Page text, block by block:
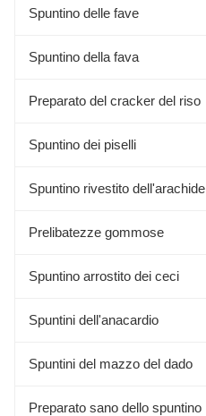
Spuntino delle fave
Spuntino della fava
Preparato del cracker del riso
Spuntino dei piselli
Spuntino rivestito dell'arachide
Prelibatezze gommose
Spuntino arrostito dei ceci
Spuntini dell'anacardio
Spuntini del mazzo del dado
Preparato sano dello spuntino